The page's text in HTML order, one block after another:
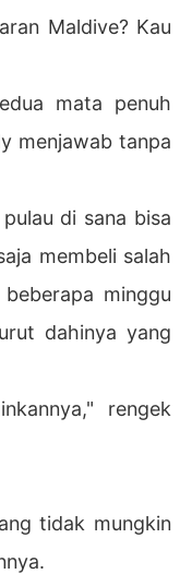
Maldive? Kau
mata penuh
menjawab tanpa
di sana bisa
membeli salah
minggu
dahinya yang
rengek
tidak mungkin